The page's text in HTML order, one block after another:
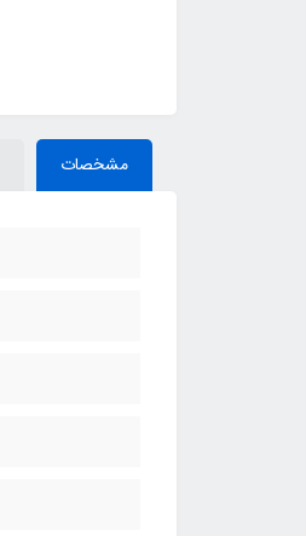
مشخصات